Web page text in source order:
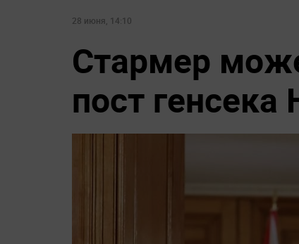
28 июня, 14:10
Стармер
пост